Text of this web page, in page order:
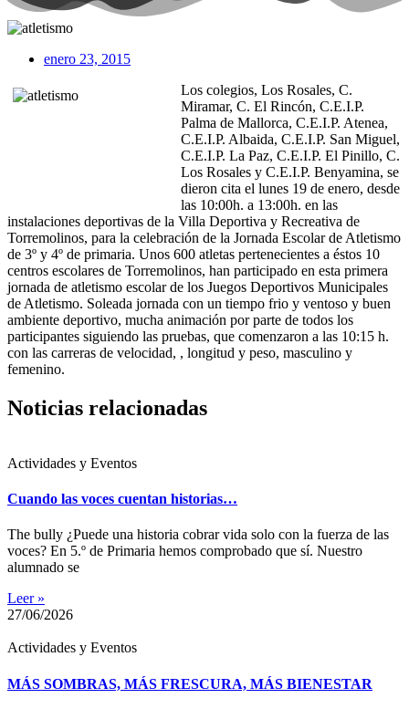
enero 23, 2015
Los colegios, Los Rosales, C.
Miramar, C. El Rincón, C.E.I.P.
Palma de Mallorca, C.E.I.P. Atenea,
C.E.I.P. Albaida, C.E.I.P. San Miguel,
C.E.I.P. La Paz, C.E.I.P. El Pinillo, C.
Los Rosales y C.E.I.P. Benyamina, se
dieron cita el lunes 19 de enero, desde
las 10:00h. a 13:00h. en las
instalaciones deportivas de la Villa Deportiva y Recreativa de
Torremolinos, para la celebración de la Jornada Escolar de Atletismo
de 3º y 4º de primaria. Unos 600 atletas pertenecientes a éstos 10
centros escolares de Torremolinos, han participado en esta primera
jornada de atletismo escolar de los Juegos Deportivos Municipales
de Atletismo. Soleada jornada con un tiempo frio y ventoso y buen
ambiente deportivo, mucha animación por parte de todos los
participantes siguiendo las pruebas, que comenzaron a las 10:15 h.
con las carreras de velocidad, , longitud y peso, masculino y
femenino.
Noticias relacionadas
Actividades y Eventos
Cuando las voces cuentan historias…
The bully ¿Puede una historia cobrar vida solo con la fuerza de las
voces? En 5.º de Primaria hemos comprobado que sí. Nuestro
alumnado se
Leer »
27/06/2026
Actividades y Eventos
MÁS SOMBRAS, MÁS FRESCURA, MÁS BIENESTAR